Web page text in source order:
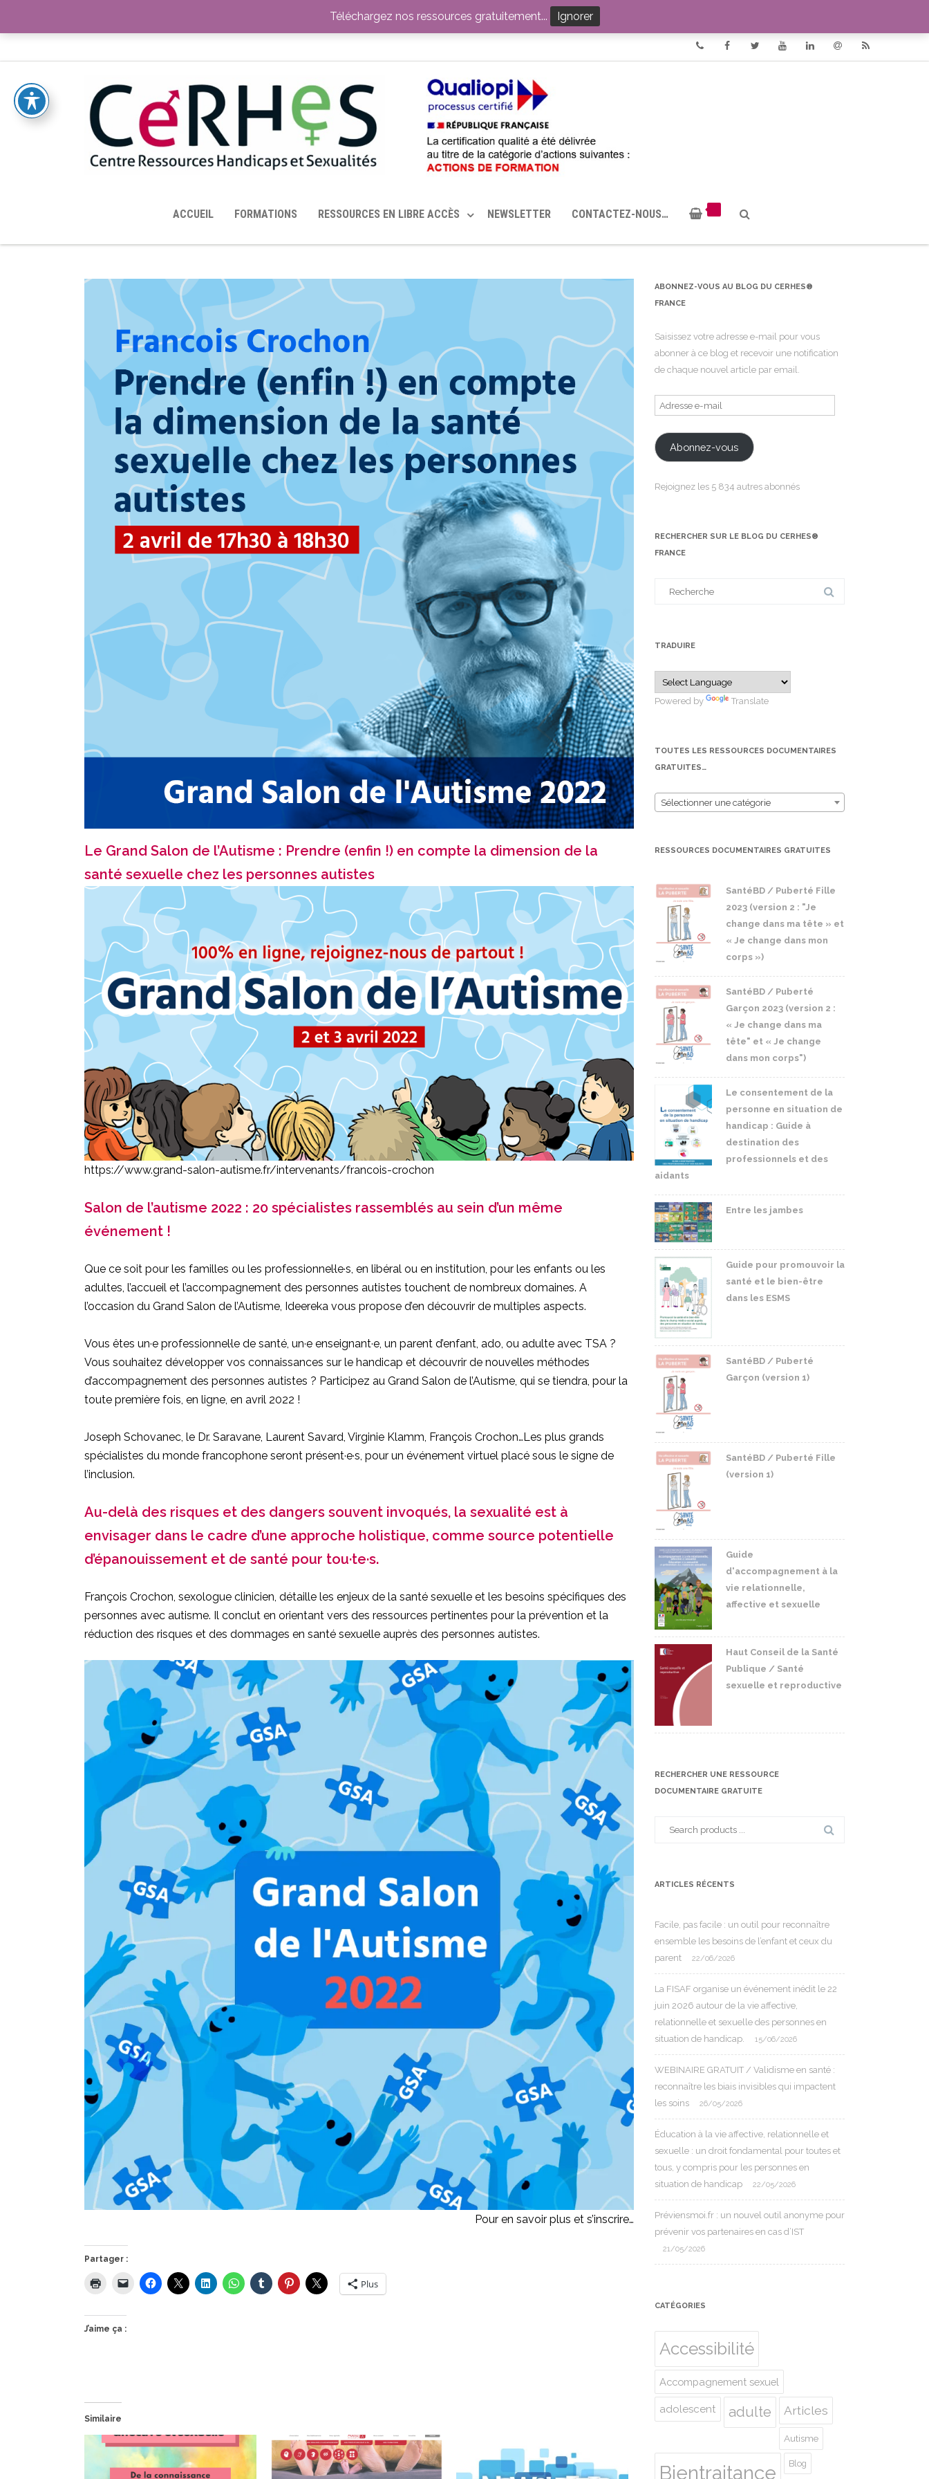
TOUTES LES RESSOURCES MISES À DISPOSITION PAR LE CERHES® FRANCE OUTILS EN SANTÉ SEXUELLE
ACCUEIL FORMATIONS RESSOURCES EN LIBRE ACCÈS NEWSLETTER CONTACTEZ-NOUS…
Le Grand Salon de l’Autisme : Prendre (enfin !) en compte la dimension de la
santé sexuelle chez les personnes autistes
https://www.grand-salon-autisme.fr/intervenants/francois-crochon
Salon de l’autisme 2022 : 20 spécialistes rassemblés au sein d’un même
événement !
Que ce soit pour les familles ou les professionnel·le·s, en libéral ou en institution, pour les enfants ou les
adultes, l’accueil et l’accompagnement des personnes autistes touchent de nombreux domaines. A
l’occasion du Grand Salon de l’Autisme, Ideereka vous propose d’en découvrir de multiples aspects.
Vous êtes un·e professionnel·le de santé, un·e enseignant·e, un parent d’enfant, ado, ou adulte avec TSA ?
Vous souhaitez développer vos connaissances sur le handicap et découvrir de nouvelles méthodes
d’accompagnement des personnes autistes ? Participez au Grand Salon de l’Autisme, qui se tiendra, pour la
toute première fois, en ligne, en avril 2022 !
Joseph Schovanec, le Dr. Saravane, Laurent Savard, Virginie Klamm, François Crochon…Les plus grands
spécialistes du monde francophone seront présent·e·s, pour un événement virtuel placé sous le signe de
l’inclusion.
Au-delà des risques et des dangers souvent invoqués, la sexualité est à
envisager dans le cadre d’une approche holistique, comme source potentielle
d’épanouissement et de santé pour tou·te·s.
François Crochon, sexologue clinicien, détaille les enjeux de la santé sexuelle et les besoins spécifiques des
personnes avec autisme. Il conclut en orientant vers des ressources pertinentes pour la prévention et la
réduction des risques et des dommages en santé sexuelle auprès des personnes autistes.
Pour en savoir plus et s’inscrire…
Partager :
Plus
J’aime ça :
Similaire
ABONNEZ-VOUS AU BLOG DU CERHES®
FRANCE
Saisissez votre adresse e-mail pour vous
abonner à ce blog et recevoir une notification
de chaque nouvel article par email.
Adresse
e-
mail
Abonnez-vous
Rejoignez les 5 834 autres abonnés
RECHERCHER SUR LE BLOG DU CERHES®
FRANCE
TRADUIRE
Powered by Translate
TOUTES LES RESSOURCES DOCUMENTAIRES
GRATUITES…
Sélectionner une catégorie
RESSOURCES DOCUMENTAIRES GRATUITES
SantéBD / Puberté Fille
2023 (version 2 : "Je
change dans ma tête » et
« Je change dans mon
corps »)
SantéBD / Puberté
Garçon 2023 (version 2 :
« Je change dans ma
tête" et « Je change
dans mon corps")
Le consentement de la
personne en situation de
handicap : Guide à
destination des
professionnels et des
aidants
Entre les jambes
Guide pour promouvoir la
santé et le bien-être
dans les ESMS
SantéBD / Puberté
Garçon (version 1)
SantéBD / Puberté Fille
(version 1)
Guide
d'accompagnement à la
vie relationnelle,
affective et sexuelle
Haut Conseil de la Santé
Publique / Santé
sexuelle et reproductive
RECHERCHER UNE RESSOURCE
DOCUMENTAIRE GRATUITE
ARTICLES RÉCENTS
Facile, pas facile : un outil pour reconnaître
ensemble les besoins de l’enfant et ceux du
parent
22/06/2026
La FISAF organise un événement inédit le 22
juin 2026 autour de la vie affective,
relationnelle et sexuelle des personnes en
situation de handicap.
15/06/2026
WEBINAIRE GRATUIT / Validisme en santé :
reconnaître les biais invisibles qui impactent
les soins
26/05/2026
Éducation à la vie affective, relationnelle et
sexuelle : un droit fondamental pour toutes et
tous, y compris pour les personnes en
situation de handicap
22/05/2026
Préviensmoi.fr : un nouvel outil anonyme pour
prévenir vos partenaires en cas d’IST
21/05/2026
CATÉGORIES
Accessibilité
Accompagnement sexuel
adolescent adulte Articles
Autisme
Bientraitance Blog
Téléchargez nos ressources gratuitement... Ignorer